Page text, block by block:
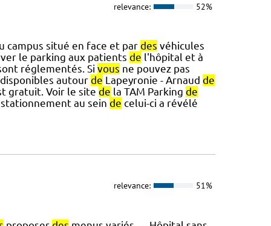
relevance: 52%
campus situé en face et par des véhicules
le parking aux patients de l'hôpital et à
réglementés. Si vous ne pouvez pas
autour de Lapeyronie - Arnaud de
gratuit. Voir le site de la TAM Parking de
au sein de celui-ci a révélé
relevance: 51%